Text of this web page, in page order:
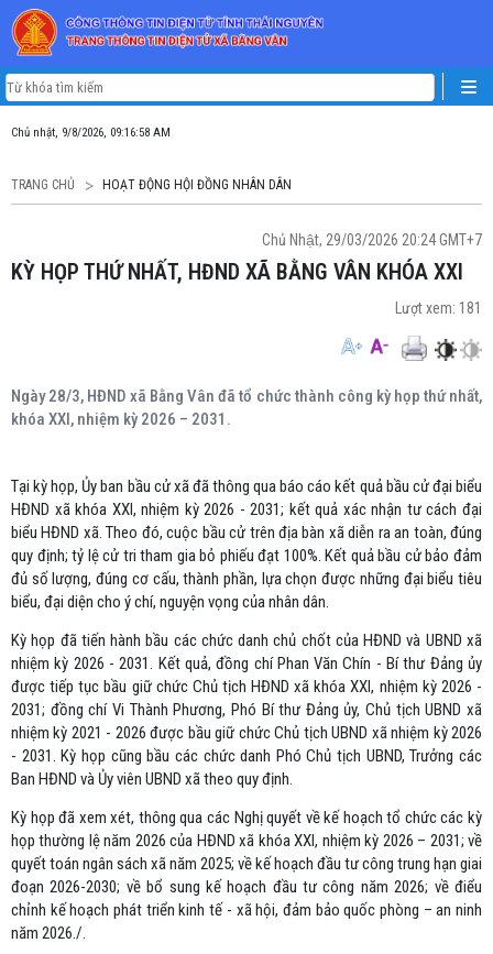
Chủ nhật, 9/8/2026, 09:16:59 AM
TRANG CHỦ HOẠT ĐỘNG HỘI ĐỒNG NHÂN DÂN
Chủ Nhật, 29/03/2026 20:24 GMT+7
KỲ HỌP THỨ NHẤT, HĐND XÃ BẰNG VÂN KHÓA XXI
Lượt xem: 181
Ngày 28/3, HĐND xã Bằng Vân đã tổ chức thành công kỳ họp thứ nhất,
khóa XXI, nhiệm kỳ 2026 – 2031.
Tại kỳ họp, Ủy ban bầu cử xã đã thông qua báo cáo kết quả bầu cử đại biểu
HĐND xã khóa XXI, nhiệm kỳ 2026 - 2031; kết quả xác nhận tư cách đại
biểu HĐND xã. Theo đó, cuộc bầu cử trên địa bàn xã diễn ra an toàn, đúng
quy định; tỷ lệ cử tri tham gia bỏ phiếu đạt 100%. Kết quả bầu cử bảo đảm
đủ số lượng, đúng cơ cấu, thành phần, lựa chọn được những đại biểu tiêu
biểu, đại diện cho ý chí, nguyện vọng của nhân dân.
Kỳ họp đã tiến hành bầu các chức danh chủ chốt của HĐND và UBND xã
nhiệm kỳ 2026 - 2031. Kết quả, đồng chí Phan Văn Chín - Bí thư Đảng ủy
được tiếp tục bầu giữ chức Chủ tịch HĐND xã khóa XXI, nhiệm kỳ 2026 -
2031; đồng chí Vi Thành Phương, Phó Bí thư Đảng ủy, Chủ tịch UBND xã
nhiệm kỳ 2021 - 2026 được bầu giữ chức Chủ tịch UBND xã nhiệm kỳ 2026
- 2031. Kỳ họp cũng bầu các chức danh Phó Chủ tịch UBND, Trưởng các
Ban HĐND và Ủy viên UBND xã theo quy định.
Kỳ họp đã xem xét, thông qua các Nghị quyết về kế hoạch tổ chức các kỳ
họp thường lệ năm 2026 của HĐND xã khóa XXI, nhiệm kỳ 2026 – 2031; về
quyết toán ngân sách xã năm 2025; về kế hoạch đầu tư công trung hạn giai
đoạn 2026-2030; về bổ sung kế hoạch đầu tư công năm 2026; về điểu
chỉnh kế hoạch phát triển kinh tế - xã hội, đảm bảo quốc phòng – an ninh
năm 2026./.